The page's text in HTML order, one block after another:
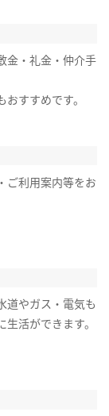
金・礼金・仲介手
すすめです。
ご利用案内等をお
道やガス・電気も
活ができます。